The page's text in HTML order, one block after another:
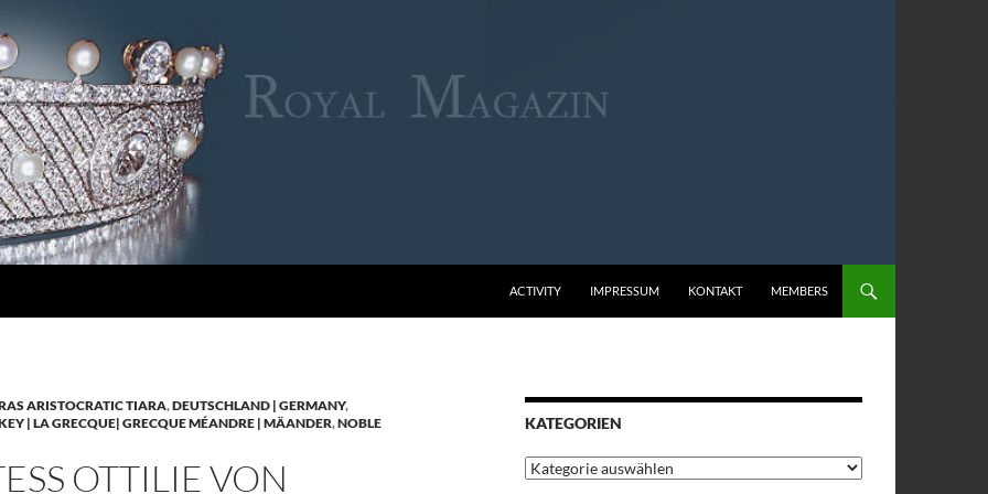
ACTIVITY IMPRESSUM KONTAKT MEMBERS
ARISTOCRATIC TIARA,DEUTSCHLAND | GERMANY,
| LA GRECQUE| GRECQUE MÉANDRE | MÄANDER,NOBLE
OTTILIE VON
KATEGORIEN
Kategorien